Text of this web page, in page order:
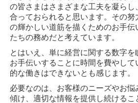
職員紹介
お役立ち情報
料金について
よくある質問
お客様の声
の皆さまはさまざまな工夫を凝らし
合っておられると思います。その努
の輝かしい道筋を描くためのお手伝
たちの務めだと考えています。
とはいえ、単に経営に関する数字
お手伝いすることに時間を費やして
的な働きはできないとも感じます。
必要なのは、お客様のニーズやお悩
傾け、適切な情報を提供し続けるこ